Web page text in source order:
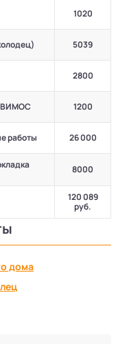
1020
5039
2800
ВИМОС 1200
работы 26 000
8000
120 089
руб.
дома